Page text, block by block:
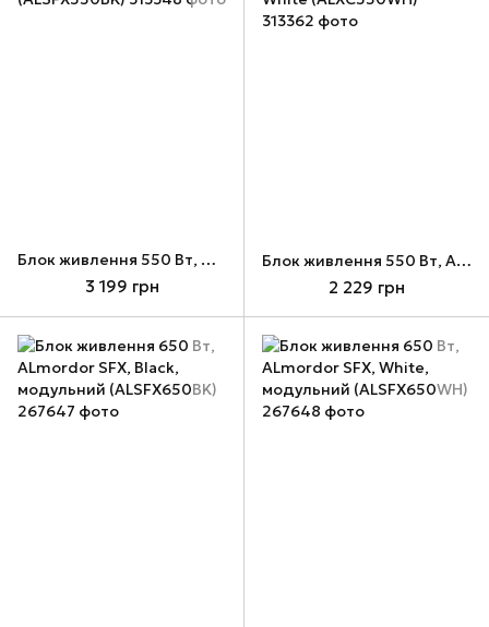
Блок живлення 550 Вт, ALmordor SFX, Black (ALSFX550BK)
3 199 грн
Блок живлення 550 Вт, ALmordor XC550, ATX, White (ALXC550WH)
2 229 грн